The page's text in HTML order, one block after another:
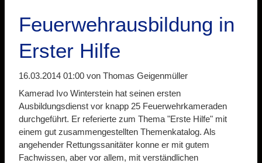
Feuerwehrausbildung in
Erster Hilfe
16.03.2014 01:00 von Thomas Geigenmüller
Kamerad Ivo Winterstein hat seinen ersten
Ausbildungsdienst vor knapp 25 Feuerwehrkameraden
durchgeführt. Er referierte zum Thema "Erste Hilfe" mit
einem gut zusammengestellten Themenkatalog. Als
angehender Rettungssanitäter konne er mit gutem
Fachwissen, aber vor allem, mit verständlichen